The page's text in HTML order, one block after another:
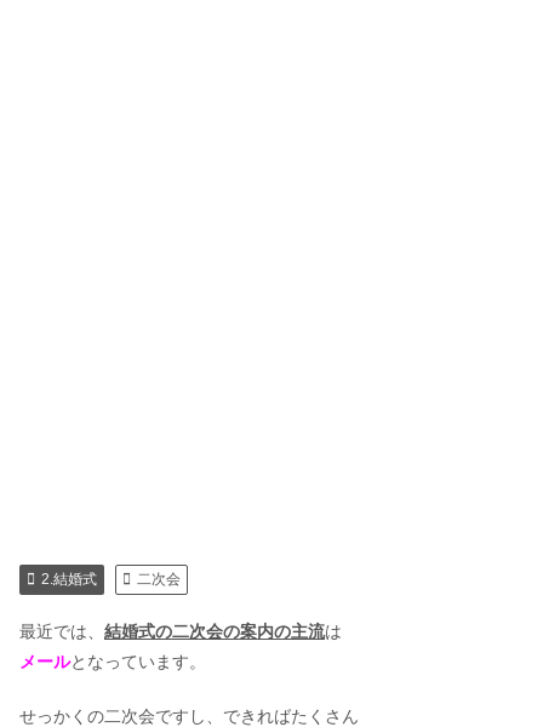
2.結婚式 二次会
最近では、 結婚式の二次会の案内の主流は
メールとなっています。
せっかくの二次会ですし、できればたくさん